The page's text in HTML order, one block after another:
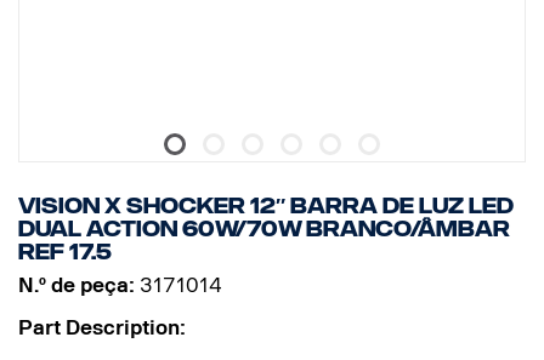
VISION X SHOCKER 12″ BARRA DE LUZ LED
DUAL ACTION 60W/70W BRANCO/ÂMBAR
REF 17.5
N.º de peça: 3171014
Part Description: